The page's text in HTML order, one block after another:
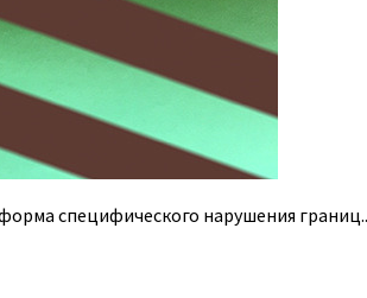
специфического нарушения